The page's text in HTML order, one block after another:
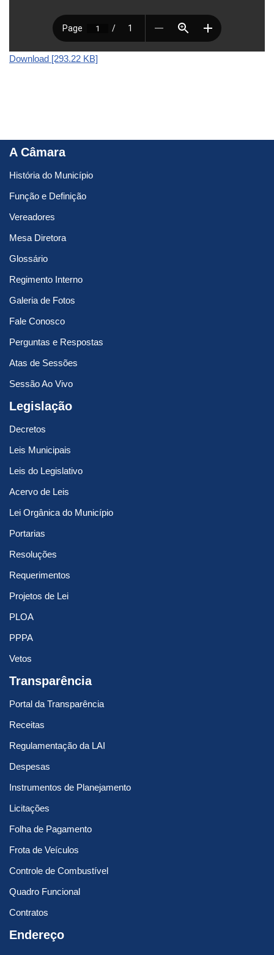
Download [293.22 KB]
A Câmara
História do Município
Função e Definição
Vereadores
Mesa Diretora
Glossário
Regimento Interno
Galeria de Fotos
Fale Conosco
Perguntas e Respostas
Atas de Sessões
Sessão Ao Vivo
Legislação
Decretos
Leis Municipais
Leis do Legislativo
Acervo de Leis
Lei Orgânica do Município
Portarias
Resoluções
Requerimentos
Projetos de Lei
PLOA
PPPA
Vetos
Transparência
Portal da Transparência
Receitas
Regulamentação da LAI
Despesas
Instrumentos de Planejamento
Licitações
Folha de Pagamento
Frota de Veículos
Controle de Combustível
Quadro Funcional
Contratos
Endereço